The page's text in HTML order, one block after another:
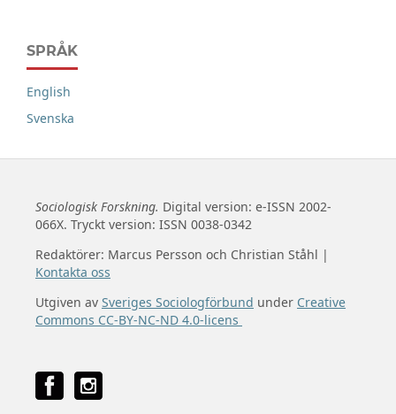
SPRÅK
English
Svenska
Sociologisk Forskning. Digital version: e-ISSN 2002-
066X. Tryckt version: ISSN 0038-0342
Redaktörer: Marcus Persson och Christian Ståhl |
Kontakta oss
Utgiven av Sveriges Sociologförbund under Creative
Commons CC-BY-NC-ND 4.0-licens